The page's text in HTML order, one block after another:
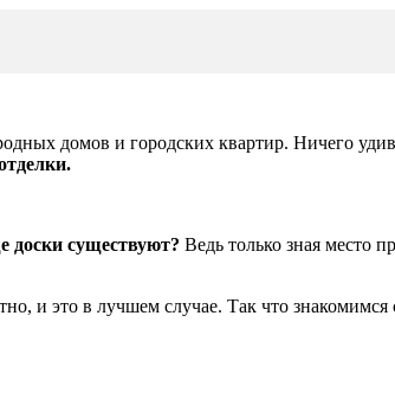
домов и городских квартир. Ничего
доски существуют? Ведь только зная место
и это в лучшем случае. Так что знакомимся